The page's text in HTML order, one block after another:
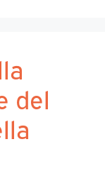
del